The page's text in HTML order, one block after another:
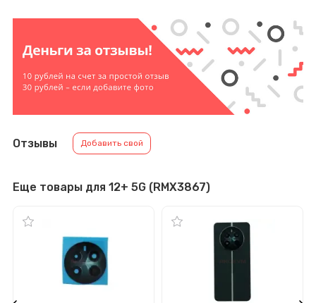
Отзывы Добавить свой
Еще товары для 12+ 5G (RMX3867)